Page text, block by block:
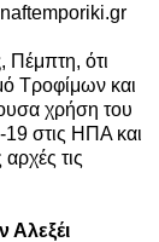
naftemporiki.gr
, Πέμπτη, ότι
Τροφίμων και
χρήση του
19 στις ΗΠΑ και
τις
Αλεξέι